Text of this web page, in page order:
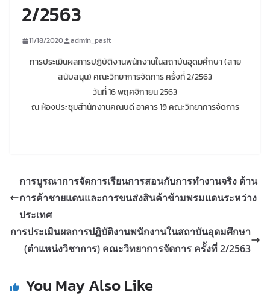
2/2563
11/18/2020 admin_pasit
การประเมินผลการปฏิบัติงานพนักงานในสถาบันอุดมศึกษา (สาย
สนับสนุน) คณะวิทยาการจัดการ ครั้งที่ 2/2563
วันที่ 16 พฤศจิกายน 2563
ณ ห้องประชุมสำนักงานคณบดี อาคาร 19 คณะวิทยาการจัดการ
การบูรณาการจัดการเรียนการสอนกับการทำงานจริง ด้าน
การค้าชายแดนและการขนส่งสินค้าข้ามพรมแดนระหว่าง
ประเทศ
การประเมินผลการปฏิบัติงานพนักงานในสถาบันอุดมศึกษา
(ตำแหน่งวิชาการ) คณะวิทยาการจัดการ ครั้งที่ 2/2563
You May Also Like